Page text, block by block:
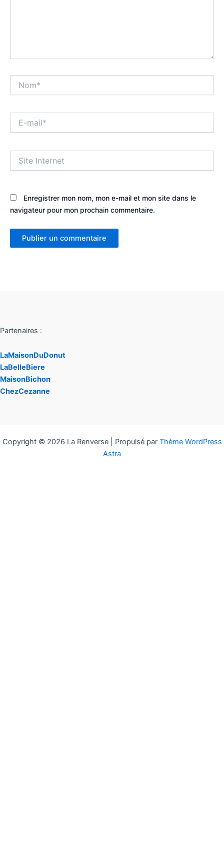
mail*
Internet
Enregistrer mon nom, mon e-mail et mon site dans le
navigateur pour mon prochain commentaire.
Partenaires :
LaMaisonDuDonut
LaBelleBiere
MaisonBichon
ChezCezanne
Copyright © 2026 La Renverse | Propulsé par Thème WordPress
Astra